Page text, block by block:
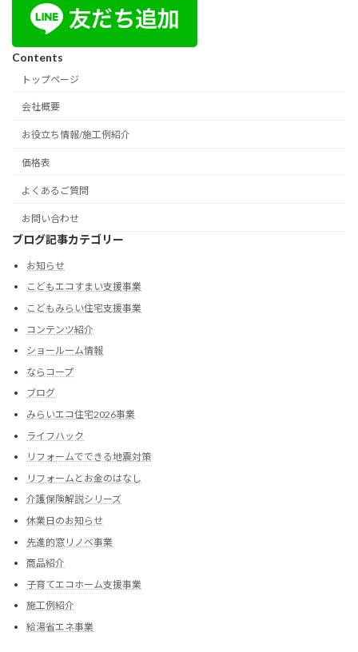
Contents
トップページ
会社概要
お役立ち情報/施工例紹介
価格表
よくあるご質問
お問い合わせ
ブログ記事カテゴリー
お知らせ
こどもエコすまい支援事業
こどもみらい住宅支援事業
コンテンツ紹介
ショールーム情報
ならコープ
ブログ
みらいエコ住宅2026事業
ライフハック
リフォームでできる地震対策
リフォームとお金のはなし
介護保険解説シリーズ
休業日のお知らせ
先進的窓リノベ事業
商品紹介
子育てエコホーム支援事業
施工例紹介
給湯省エネ事業